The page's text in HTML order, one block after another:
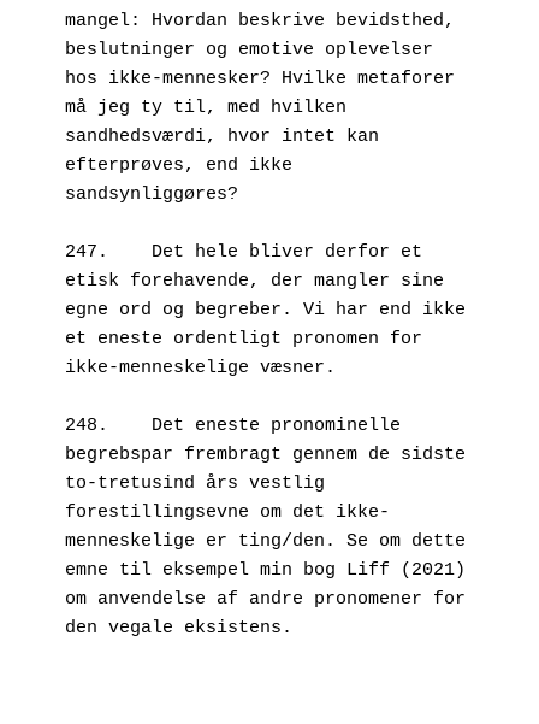
mangel: Hvordan beskrive bevidsthed,
beslutninger og emotive oplevelser
hos ikke-mennesker? Hvilke metaforer
må jeg ty til, med hvilken
sandhedsværdi, hvor intet kan
efterprøves, end ikke
sandsynliggøres?
247.	Det hele bliver derfor et
etisk forehavende, der mangler sine
egne ord og begreber. Vi har end ikke
et eneste ordentligt pronomen for
ikke-menneskelige væsner.
248.	Det eneste pronominelle
begrebspar frembragt gennem de sidste
to-tretusind års vestlig
forestillingsevne om det ikke-
menneskelige er ting/den. Se om dette
emne til eksempel min bog Liff (2021)
om anvendelse af andre pronomener for
den vegale eksistens.